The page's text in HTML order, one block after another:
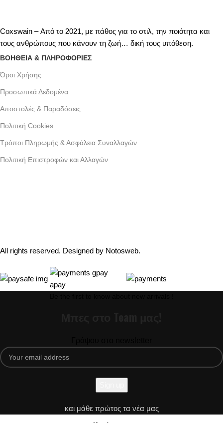
Coxswain – Από το 2021, με πάθος για το στιλ, την ποιότητα και
τους ανθρώπους που κάνουν τη ζωή… δική τους υπόθεση.
ΒΟΗΘΕΙΑ & ΠΛΗΡΟΦΟΡΙΕΣ
Όροι Xρήσης
Προσωπικά Δεδομένα
Αποστολές & Παραδόσεις
Πολιτική Cookies
Τρόποι Πληρωμής & Ασφάλεια Συναλλαγών
Πολιτική Επιστροφών και Αλλαγών
All rights reserved. Designed by Notosweb.
και μάθε πρώτος τα νέα μας